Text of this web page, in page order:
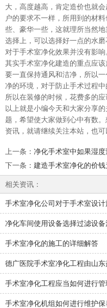
大，高度越高，肯定造价也就
户的要求不一样，所用到的材
些、豪华一些，这就理所当然
选择上，可以选择好一点的水
对于手术室净化效果并没有影响
其实手术室净化建造的重点应
要一直保持通风和洁净，所以
净的环境，对于防止手术过程
所以在装修的时候，花费多的应
以上就是小编今天和大家分享
题，希望使大家做到心中有数
资讯，就请继续关注本站，也可
上一条 ： 净化手术室中如果湿
下一条 ： 建造手术室净化的价钱
相关资讯：
手术室净化公司对于手术室设
净化车间使用设备选择过滤设备
手术室净化的施工的详细解答
德广医院手术室净化工程由山
手术室净化工程应当如何进行管
手术室净化机组如何进行维护保